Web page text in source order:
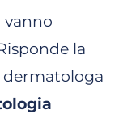
vanno
la
dermatologa